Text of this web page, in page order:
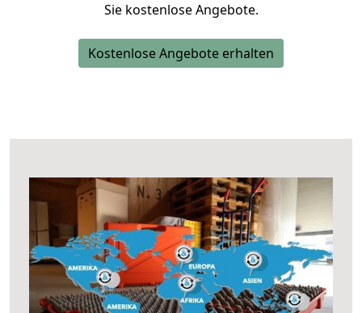
Sie kostenlose Angebote.
Kostenlose Angebote erhalten